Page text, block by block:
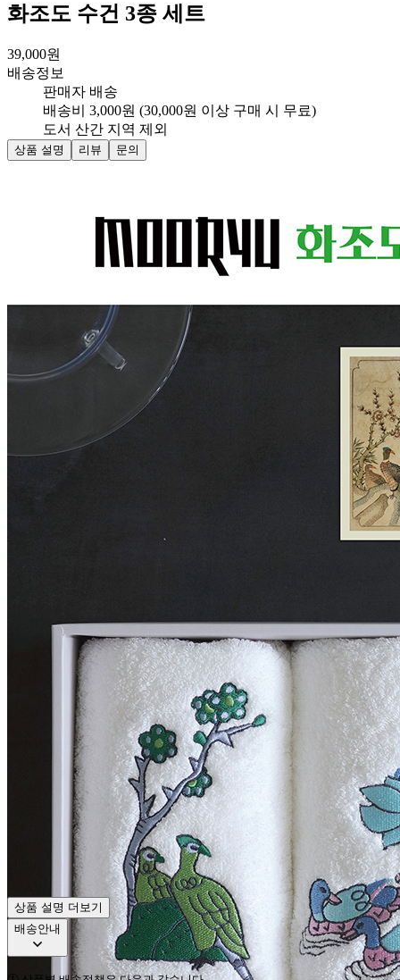
화조도 수건 3종 세트
39,000원
배송정보
판매자 배송
배송비 3,000원 (30,000원 이상 구매 시 무료)
도서 산간 지역 제외
상품 설명 리뷰 문의
상품 설명 더보기
배송안내